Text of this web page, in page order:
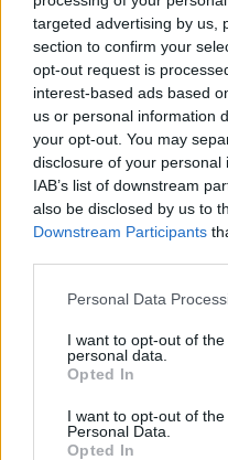
targeted advertising by us,
section to confirm your
opt-out request is
interest-based ads based
us or personal information
your opt-out. You may
disclosure of your
IAB’s list of downstream
also be disclosed by us to
Downstream Participants
Please note that this
not limited to your visit or
grant or deny consent to
use your data for below
consent section.
Personal Data
I want to opt-out of
personal data.
Opted In
I want to opt-out of
Personal Data.
Opted In
FoA•2024. október 28.
Csaknem kétszer
RTL-es tehetségkutató
középdöntőjét.